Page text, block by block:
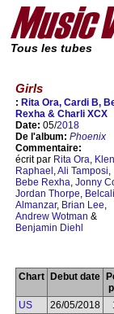
Tous les tubes
Girls
: Rita Ora, Cardi B,
Rexha & Charli XCX
Date: 05/2018
De l'album: Phoenix
Commentaire:
écrit par Rita Ora,
Raphael ,Ali Tamposi,
Bebe Rexha, Jonny
Jordan Thorpe,
Almanzar, Brian Lee,
Andrew Wotman &
Benjamin Diehl
Chart Debut date
US
26/05/2018